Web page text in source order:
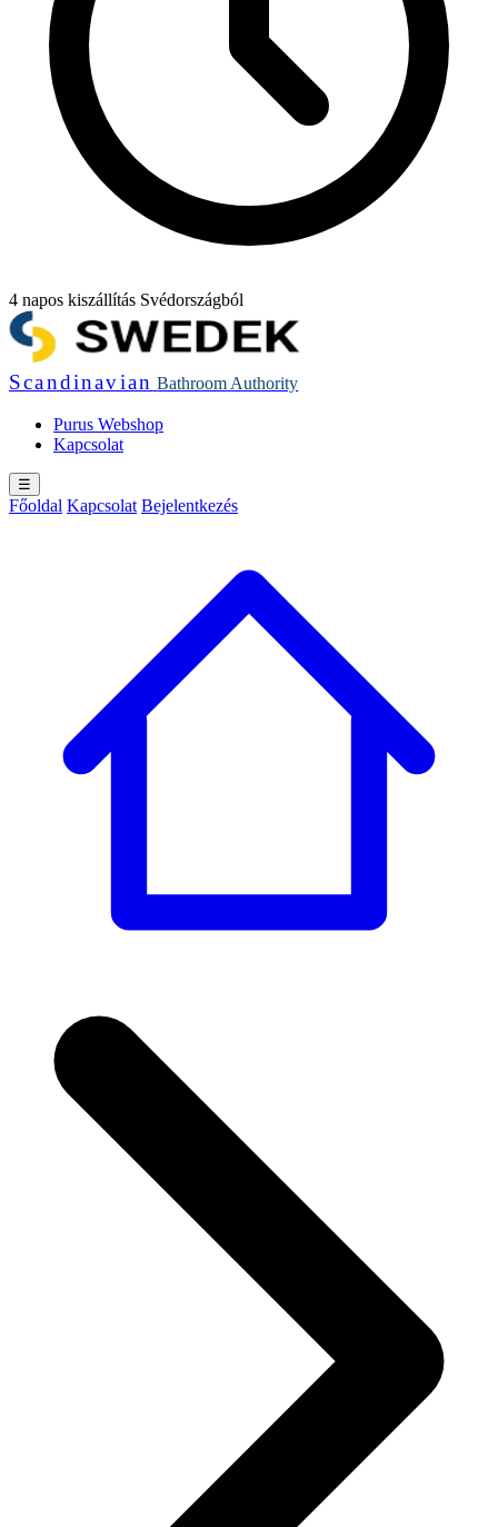
4 napos kiszállítás Svédországból
Scandinavian Bathroom Authority
Purus Webshop
Kapcsolat
☰
Főoldal Kapcsolat Bejelentkezés